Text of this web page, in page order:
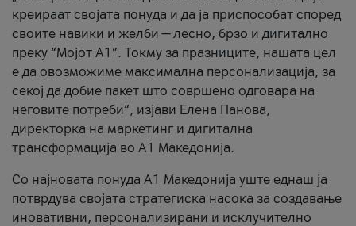
креираат својата понуда и да ја приспособат според
своите навики и желби — лесно, брзо и дигитално
преку “Мојот А1”. Токму за празниците, нашата цел
е да овозможиме максимална персонализација, за
секој да добие пакет што совршено одговара на
неговите потреби“, изјави Елена Панова,
директорка на маркетинг и дигитална
трансформација во А1 Македонија.
Со најновата понуда А1 Македонија уште еднаш ја
потврдува својата стратегиска насока за создавање
иновативни, персонализирани и исклучително